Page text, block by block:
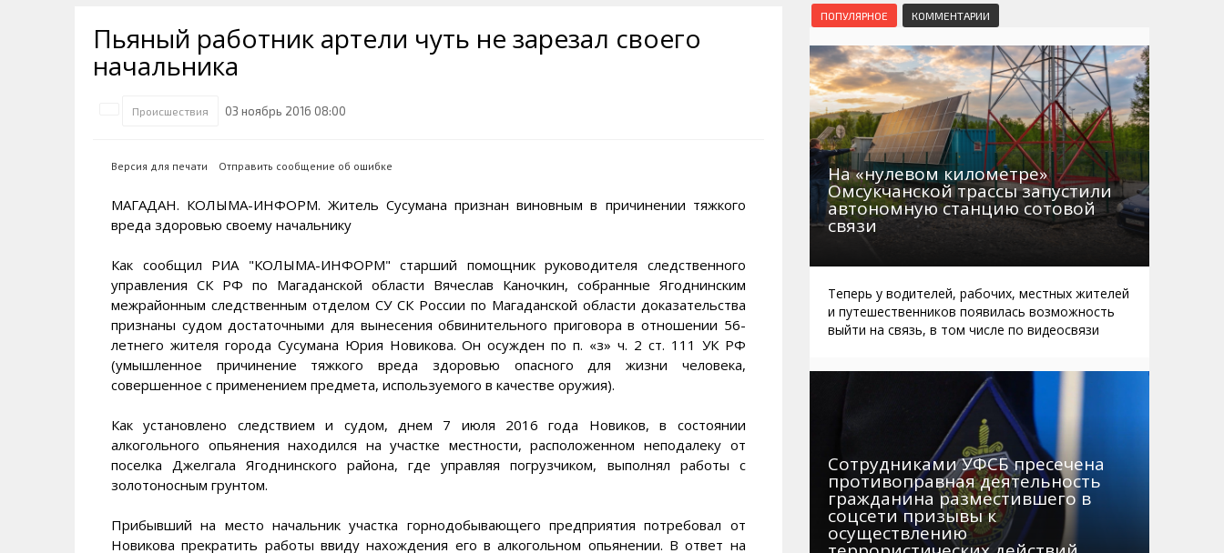
Их надо знать. Галерея славы
Песни о Колыме
3D районы города
Маршруты. Улицы, остановки
Автобусы Магадан – Аэропорт
Таблица приливов отливов
Наркоте нет
Аэропорт Магадан
Полицейских не бить
Аварии ДТП
Визит
Алименты
Косторезы Магадана
Мошенники
Интернет
Жилье
Не мусорить
Браконьеры
Пьяный работник артели чуть не зарезал своего
начальника
Происшествия 03 ноябрь 2016 08:00
Версия для печати Отправить сообщение об ошибке
МАГАДАН. КОЛЫМА-ИНФОРМ. Житель Сусумана признан виновным в причинении тяжкого
вреда здоровью своему начальнику
Как сообщил РИА "КОЛЫМА-ИНФОРМ" старший помощник руководителя следственного
управления СК РФ по Магаданской области Вячеслав Каночкин, собранные Ягоднинским
межрайонным следственным отделом СУ СК России по Магаданской области доказательства
признаны судом достаточными для вынесения обвинительного приговора в отношении 56-
летнего жителя города Сусумана Юрия Новикова. Он осужден по п. «з» ч. 2 ст. 111 УК РФ
(умышленное причинение тяжкого вреда здоровью опасного для жизни человека,
совершенное с применением предмета, используемого в качестве оружия).
Как установлено следствием и судом, днем 7 июля 2016 года Новиков, в состоянии
алкогольного опьянения находился на участке местности, расположенном неподалеку от
поселка Джелгала Ягоднинского района, где управляя погрузчиком, выполнял работы с
золотоносным грунтом.
Прибывший на место начальник участка горнодобывающего предприятия потребовал от
Новикова прекратить работы ввиду нахождения его в алкогольном опьянении. В ответ на
ПОПУЛЯРНОЕ КОММЕНТАРИИ
На «нулевом километре»
Омсукчанской трассы запустили
автономную станцию сотовой
связи
Теперь у водителей, рабочих, местных жителей
и путешественников появилась возможность
выйти на связь, в том числе по видеосвязи
Сотрудниками УФСБ пресечена
противоправная деятельность
гражданина разместившего в
соцсети призывы к
осуществлению